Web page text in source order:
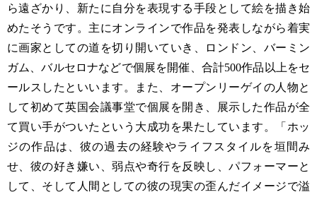
ら遠ざかり、新たに自分を表現する手段として絵を描き始
めたそうです。主にオンラインで作品を発表しながら着実
に画家としての道を切り開いていき、ロンドン、バーミン
ガム、バルセロナなどで個展を開催、合計500作品以上をセ
ールスしたといいます。また、オープンリーゲイの人物と
して初めて英国会議事堂で個展を開き、展示した作品が全
て買い手がついたという大成功を果たしています。「ホッ
ジの作品は、彼の過去の経験やライフスタイルを垣間み
せ、彼の好き嫌い、弱点や奇行を反映し、パフォーマーと
して、そして人間としての彼の現実の歪んだイメージで溢